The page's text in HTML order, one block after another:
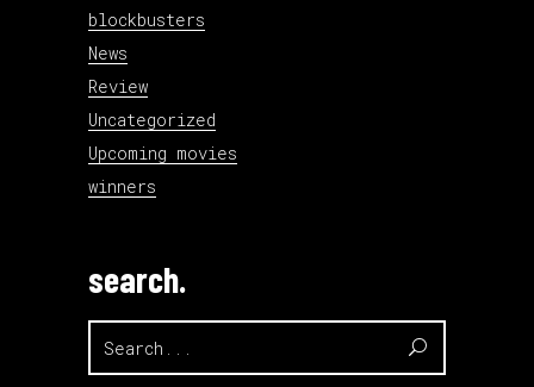
blockbusters
News
Review
Uncategorized
Upcoming movies
winners
search.
for: